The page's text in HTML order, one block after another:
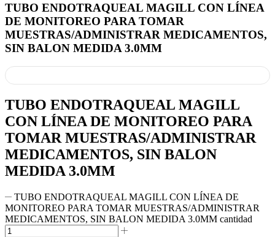
TUBO ENDOTRAQUEAL MAGILL CON LÍNEA
DE MONITOREO PARA TOMAR
MUESTRAS/ADMINISTRAR MEDICAMENTOS,
SIN BALON MEDIDA 3.0MM
TUBO ENDOTRAQUEAL MAGILL
CON LÍNEA DE MONITOREO PARA
TOMAR MUESTRAS/ADMINISTRAR
MEDICAMENTOS, SIN BALON
MEDIDA 3.0MM
TUBO ENDOTRAQUEAL MAGILL CON LÍNEA DE
MONITOREO PARA TOMAR MUESTRAS/ADMINISTRAR
MEDICAMENTOS, SIN BALON MEDIDA 3.0MM cantidad